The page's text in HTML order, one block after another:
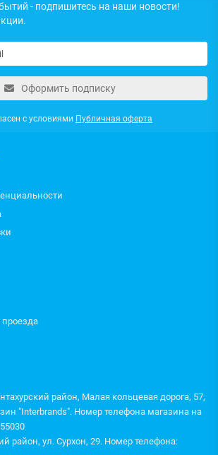
- подпишитесь на наши новости!
Оформить подписку
с условиями Публичная оферта
проезда
район, Малая кольцевая дорога, 57,
"Interbrands". Номер телефона магазина на
район, ул. Сурхон, 29. Номер телефона: